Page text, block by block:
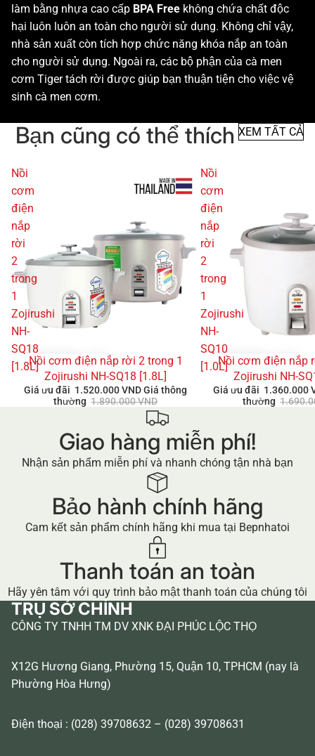
làm bằng nhựa cao cấp BPA Free không chứa chất độc
hại luôn luôn an toàn cho người sử dụng. Không chỉ vậy,
nhà sản xuất còn tích hợp chức năng khóa nắp an toàn
cho người sử dụng. Ngoài ra, các bộ phận của cà men
cơm Tiger tách rời được giúp bạn thuận tiện cho việc vệ
sinh cà men cơm.
Bạn cũng có thể thích XEM TẤT CẢ
Nồi
cơm
điện
nắp
rời
2
trong
1
Zojirushi
NH-
SQ18
[1.8L]
GIẢM GIÁ
Nồi cơm điện nắp rời 2 trong 1
Zojirushi NH-SQ18 [1.8L]
Giá ưu đãi 1.520.000 VND Giá thông
thường 1.890.000 VND
Nồi
cơm
điện
nắp
rời
2
trong
1
Zojirushi
NH-
SQ10
[1.0L]
GIẢM GIÁ
Nồi cơm điện nắp
Zojirushi NH-
Giá ưu đãi 1.360.000
thường
Giao hàng miễn phí!
Nhận sản phẩm miễn phí và nhanh chóng tận nhà bạn
Bảo hành chính hãng
Cam kết sản phẩm chính hãng khi mua tại Bepnhatoi
Thanh toán an toàn
Hãy yên tâm với quy trình bảo mật thanh toán của chúng tôi
TRỤ SỞ CHÍNH
CÔNG TY TNHH TM DV XNK ĐẠI PHÚC LỘC THỌ
X12G Hương Giang, Phường 15, Quận 10, TPHCM (nay là
Phường Hòa Hưng)
Điện thoại : (028) 39708632 – (028) 39708631